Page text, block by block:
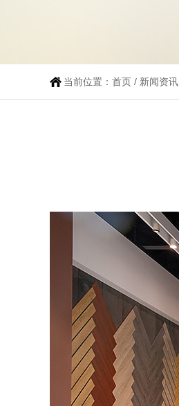
当前位置： 首页 / 新闻资讯